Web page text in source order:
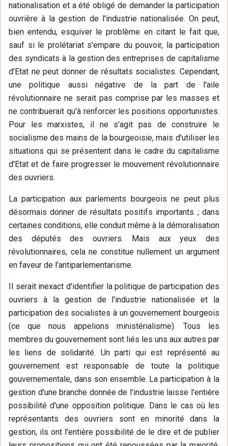
nationalisation et a été obligé de demander la participation
ouvrière à la gestion de l'industrie nationalisée. On peut,
bien entendu, esquiver le problème en citant le fait que,
sauf si le prolétariat s'empare du pouvoir, la participation
des syndicats à la gestion des entreprises de capitalisme
d'Etat ne peut donner de résultats socialistes. Cependant,
une politique aussi négative de la part de l'aile
révolutionnaire ne serait pas comprise par les masses et
ne contribuerait qu'à renforcer les positions opportunistes.
Pour les marxistes, il ne s'agit pas de construire le
socialisme des mains de la bourgeoisie, mais d'utiliser les
situations qui se présentent dans le cadre du capitalisme
d'Etat et de faire progresser le mouvement révolutionnaire
des ouvriers.
La participation aux parlements bourgeois ne peut plus
désormais donner de résultats positifs importants ; dans
certaines conditions, elle conduit même à la démoralisation
des députés des ouvriers. Mais aux yeux des
révolutionnaires, cela ne constitue nullement un argument
en faveur de l'antiparlementarisme.
Il serait inexact d'identifier la politique de participation des
ouvriers à la gestion de l'industrie nationalisée et la
participation des socialistes à un gouvernement bourgeois
(ce que nous appelions ministérialisme). Tous les
membres du gouvernement sont liés les uns aux autres par
les liens de solidarité. Un parti qui est représenté au
gouvernement est responsable de toute la politique
gouvernementale, dans son ensemble. La participation à la
gestion d'une branche donnée de l'industrie laisse l'entière
possibilité d'une opposition politique. Dans le cas où les
représentants des ouvriers sont en minorité dans la
gestion, ils ont l'entière possibilité de le dire et de publier